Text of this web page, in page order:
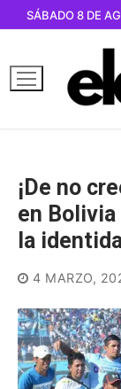
contenido
SÁBADO 8 DE
¡De no
en
la
4 MARZO,